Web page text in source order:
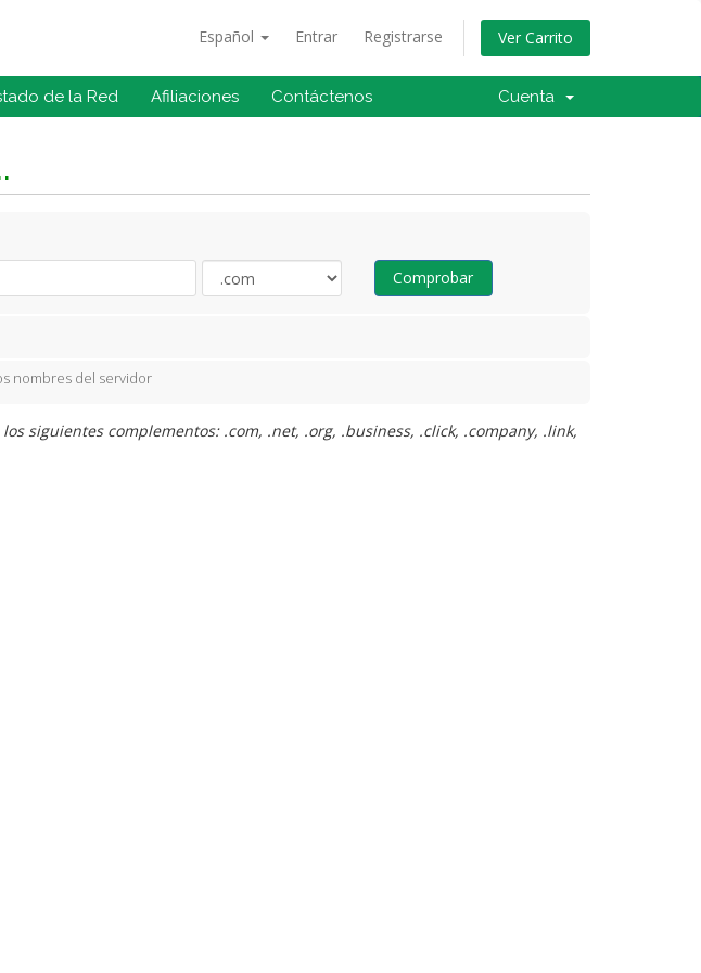
Español Entrar Registrarse Ver Carrito
de la Red Afiliaciones Contáctenos Cuenta
Comprobar
nombres del servidor
siguientes complementos: .com, .net, .org, .business, .click, .company, .link,